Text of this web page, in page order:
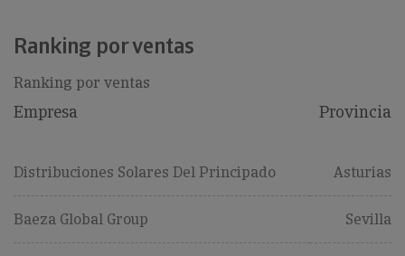
Ranking por ventas
Ranking por ventas
Empresa Provincia
Distribuciones Solares Del Principado Asturias
Baeza Global Group Sevilla